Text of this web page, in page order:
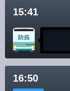
15:41
16:50